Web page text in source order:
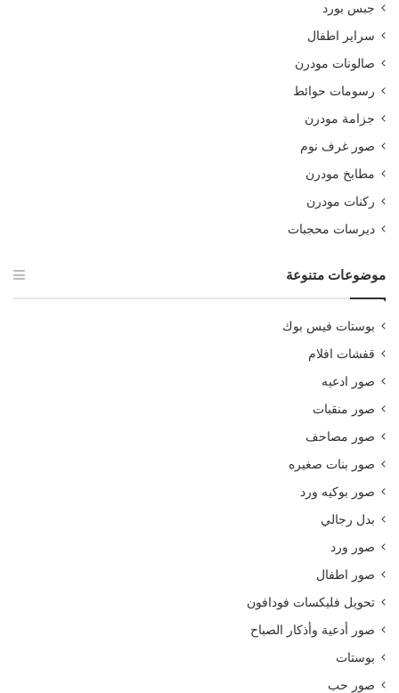
جبس بورد
سراير اطفال
صالونات مودرن
رسومات حوائط
جزامة مودرن
صور غرف نوم
مطابخ مودرن
ركنات مودرن
ديرسات محجبات
موضوعات متنوعة
بوستات فيس بوك
قفشات افلام
صور ادعيه
صور منقبات
صور مصاحف
صور بنات صغيره
صور بوكيه ورد
بدل رجالي
صور ورد
صور اطفال
تحويل فليكسات فودافون
صور أدعية وأذكار الصباح
بوستات
صور حب